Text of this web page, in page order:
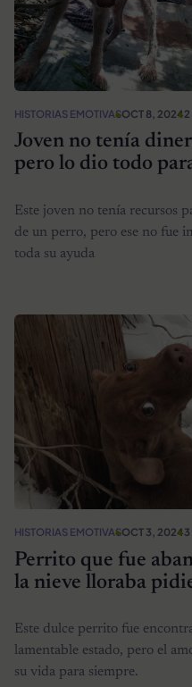
HISTORIAS EMOTIVASOCT 8, 2024
Joven no tenía
pero lo dio todo
Este joven no tenía recursos
de un perro, pero ese no fue
toda su ayuda
HISTORIAS EMOTIVASOCT 3, 2024
Perrito que fue
la nieve lloraba
Este dulce perrito fue
lamentable estado, pero el
su vida para siempre.